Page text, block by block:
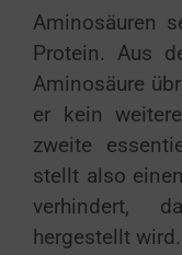
Aminosäuren
Protein. Aus
Aminosäure
er kein
zweite
stellt also
verhindert,
hergestellt